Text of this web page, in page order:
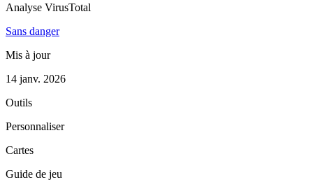
Analyse VirusTotal
Sans danger
Mis à jour
14 janv. 2026
Outils
Personnaliser
Cartes
Guide de jeu